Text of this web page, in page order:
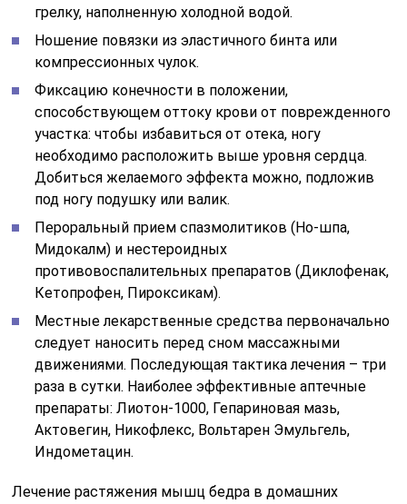
грелку, наполненную холодной водой.
Ношение повязки из эластичного бинта или
компрессионных чулок.
Фиксацию конечности в положении,
способствующем оттоку крови от поврежденного
участка: чтобы избавиться от отека, ногу
необходимо расположить выше уровня сердца.
Добиться желаемого эффекта можно, подложив
под ногу подушку или валик.
Пероральный прием спазмолитиков (Но-шпа,
Мидокалм) и нестероидных
противовоспалительных препаратов (Диклофенак,
Кетопрофен, Пироксикам).
Местные лекарственные средства первоначально
следует наносить перед сном массажными
движениями. Последующая тактика лечения – три
раза в сутки. Наиболее эффективные аптечные
препараты: Лиотон-1000, Гепариновая мазь,
Актовегин, Никофлекс, Вольтарен Эмульгель,
Индометацин.
Лечение растяжения мышц бедра в домашних